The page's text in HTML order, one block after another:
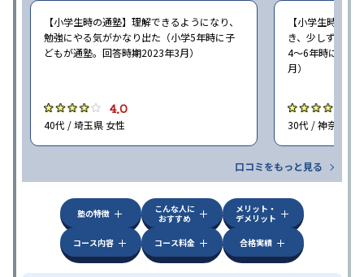
【小学生時の通塾】理解できるようになり、
勉強にやる気がかなり出た（小学5年時に子
どもが通塾。回答時期2023年3月）
4.0
40代 / 埼玉県 女性
【小学生時の通
き、少しずつ成
4〜6年時に子ど
月）
30代 / 神奈川県
口コミをもっと見る
塾の特徴
こんな人に
おすすめ
メリット・
デメリット
コース内容
コース料金 合格実績